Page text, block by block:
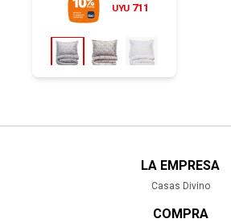
UYU 711
LA EMPRESA
Casas Divino
COMPRA